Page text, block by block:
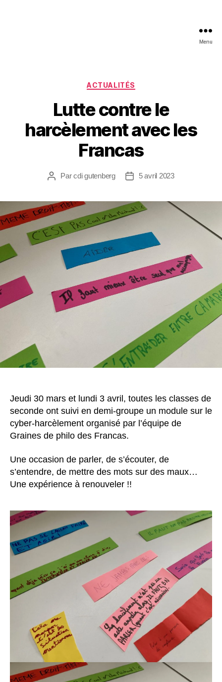
Menu
ACTUALITÉS
Lutte contre le
harcèlement avec les
Francas
Parcdi gutenberg 5 avril 2023
Jeudi 30 mars et lundi 3 avril, toutes les classes de
seconde ont suivi en demi-groupe un module sur le
cyber-harcèlement organisé par l’équipe de
Graines de philo des Francas.
Une occasion de parler, de s’écouter, de
s’entendre, de mettre des mots sur des maux…
Une expérience à renouveler !!